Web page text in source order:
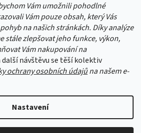
Vám umožnili pohodlné
Vám pouze obsah, který Vás
na našich stránkách. Díky analýze
stále zlepšovat jeho funkce, výkon,
Vám nakupování na
další návštěvu se těší kolektiv
ochrany osobních údajůna našem e-
Nastavení
spodmínkami ochrany osobních údajů
. Všechna práva vyhrazena.
cookies